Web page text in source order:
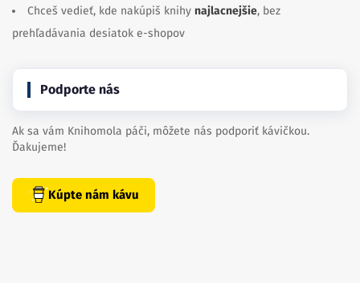
Chceš vedieť, kde nakúpiš knihy najlacnejšie, bez
prehľadávania desiatok e-shopov
Podporte nás
Ak sa vám Knihomola páči, môžete nás podporiť kávičkou.
Ďakujeme!
Kúpte nám kávu